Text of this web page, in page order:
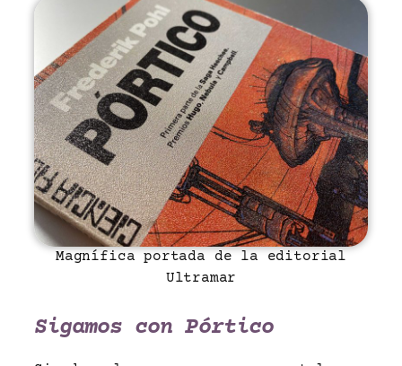
Magnífica portada de la editorial
Ultramar
Sigamos con Pórtico